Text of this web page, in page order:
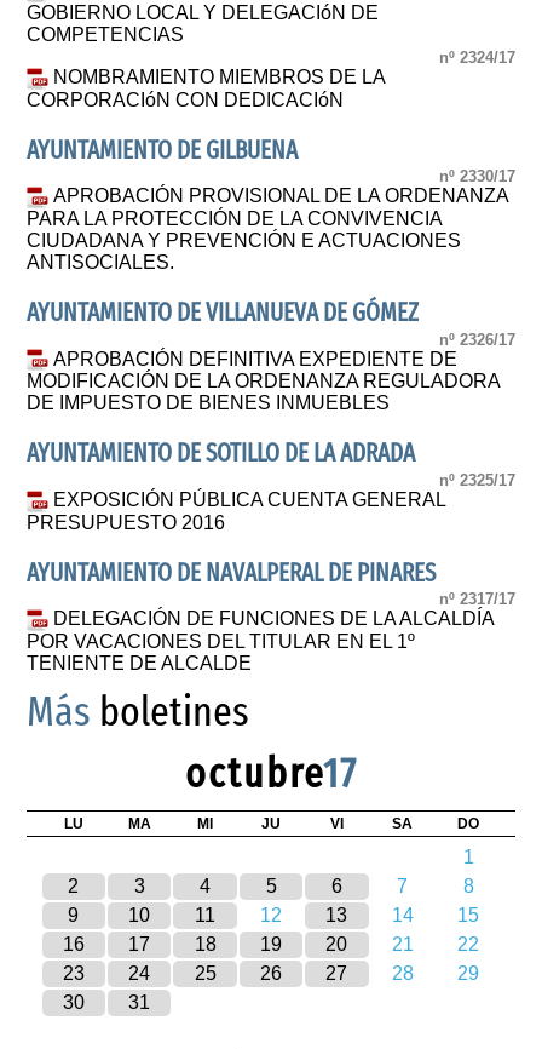
GOBIERNO LOCAL Y DELEGACIóN DE
COMPETENCIAS
nº 2324/17
NOMBRAMIENTO MIEMBROS DE LA
CORPORACIóN CON DEDICACIóN
AYUNTAMIENTO DE GILBUENA
nº 2330/17
APROBACIÓN PROVISIONAL DE LA ORDENANZA
PARA LA PROTECCIÓN DE LA CONVIVENCIA
CIUDADANA Y PREVENCIÓN E ACTUACIONES
ANTISOCIALES.
AYUNTAMIENTO DE VILLANUEVA DE GÓMEZ
nº 2326/17
APROBACIÓN DEFINITIVA EXPEDIENTE DE
MODIFICACIÓN DE LA ORDENANZA REGULADORA
DE IMPUESTO DE BIENES INMUEBLES
AYUNTAMIENTO DE SOTILLO DE LA ADRADA
nº 2325/17
EXPOSICIÓN PÚBLICA CUENTA GENERAL
PRESUPUESTO 2016
AYUNTAMIENTO DE NAVALPERAL DE PINARES
nº 2317/17
DELEGACIÓN DE FUNCIONES DE LA ALCALDÍA
POR VACACIONES DEL TITULAR EN EL 1º
TENIENTE DE ALCALDE
Más boletines
octubre17
LU MA MI JU VI SA DO
1
2
3 4 5 6 7
8
9
10 11 12 13 14
15
16
17 18 19 20 21
22
23
24 25 26 27 28
29
30
31